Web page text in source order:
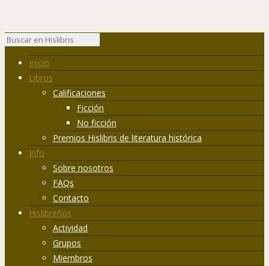
Inicio
Libros
Calificaciones
Ficción
No ficción
Premios Hislibris de literatura histórica
Info
Sobre nosotros
FAQs
Contacto
Hislibreños
Actividad
Grupos
Miembros